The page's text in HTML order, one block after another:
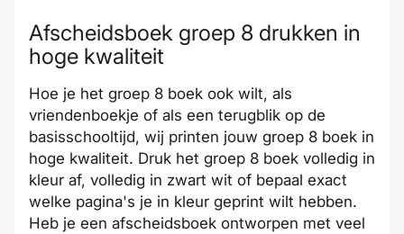
Afscheidsboek groep 8 drukken in
hoge kwaliteit
Hoe je het groep 8 boek ook wilt, als
vriendenboekje of als een terugblik op de
basisschooltijd, wij printen jouw groep 8 boek in
hoge kwaliteit. Druk het groep 8 boek volledig in
kleur af, volledig in zwart wit of bepaal exact
welke pagina's je in kleur geprint wilt hebben.
Heb je een afscheidsboek ontworpen met veel